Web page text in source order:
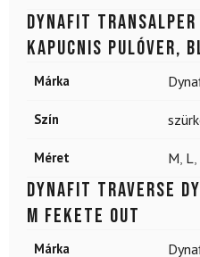
DYNAFIT
kapucnis pulóver,
Márka
Szín
Méret M L
DYNAFIT Traverse
M Fekete Out
Márka